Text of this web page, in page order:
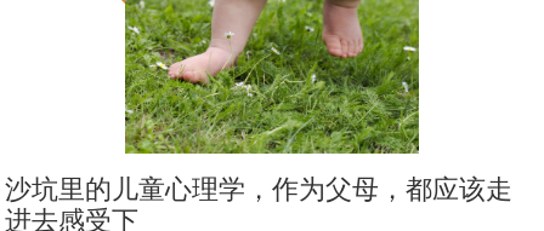
沙坑里的儿童心理学，作为父母，都应该走
进去感受下